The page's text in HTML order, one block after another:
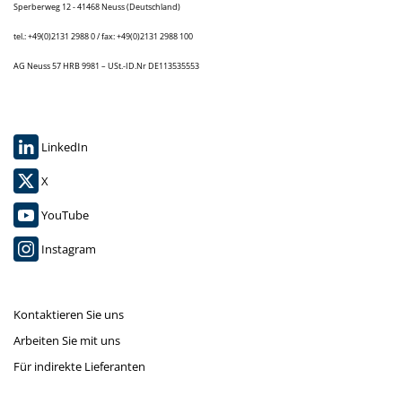
Sperberweg 12 - 41468 Neuss (Deutschland)
tel.: +49(0)2131 2988 0 / fax: +49(0)2131 2988 100
AG Neuss 57 HRB 9981 – USt.-ID.Nr DE113535553
LinkedIn
X
YouTube
Instagram
Kontaktieren Sie uns
Arbeiten Sie mit uns
Für indirekte Lieferanten